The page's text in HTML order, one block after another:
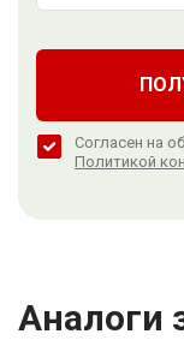
Согласен на
Политикой
Аналоги